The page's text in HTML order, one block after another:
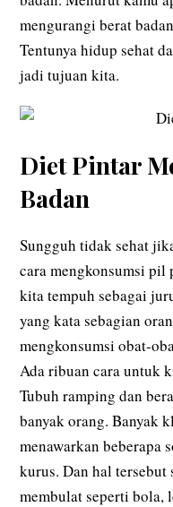
mengurangi berat
Tentunya hidup sehat
jadi tujuan kita.
Diet Pintar
Badan
Sungguh tidak sehat
cara mengkonsumsi
kita tempuh sebagai
yang kata sebagian
mengkonsumsi obat-
Ada ribuan cara untuk
Tubuh ramping dan
banyak orang. Banyak
menawarkan beberapa
kurus. Dan hal tersebut
membulat seperti bola,